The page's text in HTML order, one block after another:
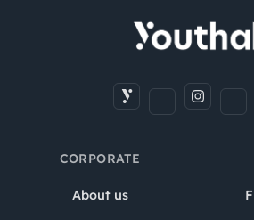
CORPORATE
About us